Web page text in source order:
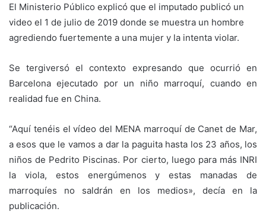
El Ministerio Público explicó que el imputado publicó un
video el 1 de julio de 2019 donde se muestra un hombre
agrediendo fuertemente a una mujer y la intenta violar.
Se tergiversó el contexto expresando que ocurrió en
Barcelona ejecutado por un niño marroquí, cuando en
realidad fue en China.
“Aquí tenéis el vídeo del MENA marroquí de Canet de Mar,
a esos que le vamos a dar la paguita hasta los 23 años, los
niños de Pedrito Piscinas. Por cierto, luego para más INRI
la viola, estos energúmenos y estas manadas de
marroquíes no saldrán en los medios», decía en la
publicación.